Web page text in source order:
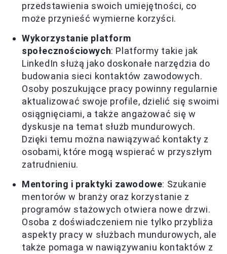
przedstawienia swoich umiejętności, co
może przynieść wymierne korzyści.
Wykorzystanie platform
społecznościowych: Platformy takie jak
LinkedIn służą jako doskonałe narzędzia do
budowania sieci kontaktów zawodowych.
Osoby poszukujące pracy powinny regularnie
aktualizować swoje profile, dzielić się swoimi
osiągnięciami, a także angażować się w
dyskusje na temat służb mundurowych.
Dzięki temu można nawiązywać kontakty z
osobami, które mogą wspierać w przyszłym
zatrudnieniu.
Mentoring i praktyki zawodowe: Szukanie
mentorów w branży oraz korzystanie z
programów stażowych otwiera nowe drzwi.
Osoba z doświadczeniem nie tylko przybliża
aspekty pracy w służbach mundurowych, ale
także pomaga w nawiązywaniu kontaktów z